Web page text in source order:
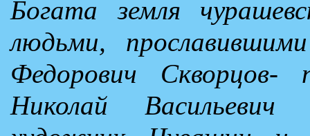
Богата земля
людьми,
Федорович Скворцов-
Николай